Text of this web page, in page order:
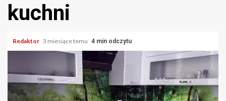
kuchni
Redaktor 3 miesiące temu 4 min odczytu